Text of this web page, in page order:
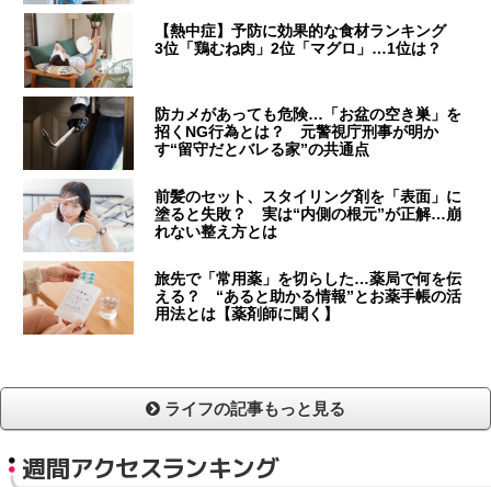
【熱中症】予防に効果的な食材ランキング
3位「鶏むね肉」2位「マグロ」…1位は？
防カメがあっても危険…「お盆の空き巣」を
招くNG行為とは？ 元警視庁刑事が明か
す“留守だとバレる家”の共通点
前髪のセット、スタイリング剤を「表面」に
塗ると失敗？ 実は“内側の根元”が正解…崩
れない整え方とは
旅先で「常用薬」を切らした…薬局で何を伝
える？ “あると助かる情報”とお薬手帳の活
用法とは【薬剤師に聞く】
ライフの記事もっと見る
週間アクセスランキング